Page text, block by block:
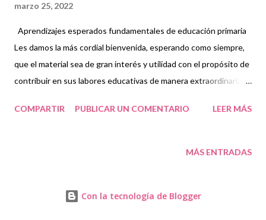
marzo 25, 2022
Aprendizajes esperados fundamentales de educación primaria
Les damos la más cordial bienvenida, esperando como siempre,
que el material sea de gran interés y utilidad con el propósito de
contribuir en sus labores educativas de manera extraordinaria.
relacionan con las experiencias educativas básicas como son la
relacionados con otras asignaturas para abrir paso a nuevos
conocer, aprender a hacer, aprender a convivir y aprender a ser.
COMPARTIR PUBLICAR UN COMENTARIO LEER MÁS
MÁS ENTRADAS
Con la tecnología de Blogger